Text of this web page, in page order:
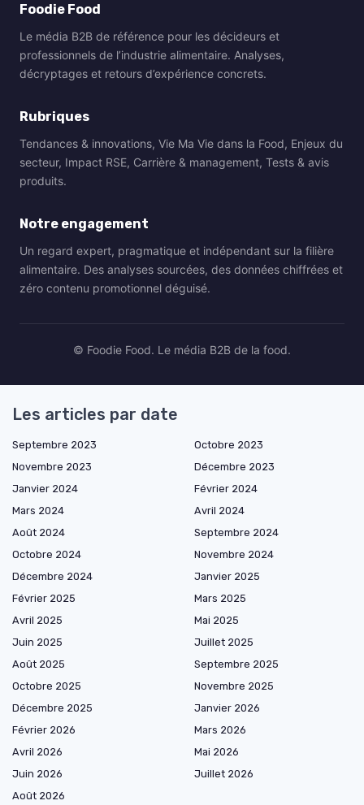
Foodie Food
Le média B2B de référence pour les décideurs et
professionnels de l’industrie alimentaire. Analyses,
décryptages et retours d’expérience concrets.
Rubriques
Tendances & innovations, Vie Ma Vie dans la Food, Enjeux du
secteur, Impact RSE, Carrière & management, Tests & avis
produits.
Notre engagement
Un regard expert, pragmatique et indépendant sur la filière
alimentaire. Des analyses sourcées, des données chiffrées et
zéro contenu promotionnel déguisé.
© Foodie Food. Le média B2B de la food.
Les articles par date
Septembre 2023
Octobre 2023
Novembre 2023
Décembre 2023
Janvier 2024
Février 2024
Mars 2024
Avril 2024
Août 2024
Septembre 2024
Octobre 2024
Novembre 2024
Décembre 2024
Janvier 2025
Février 2025
Mars 2025
Avril 2025
Mai 2025
Juin 2025
Juillet 2025
Août 2025
Septembre 2025
Octobre 2025
Novembre 2025
Décembre 2025
Janvier 2026
Février 2026
Mars 2026
Avril 2026
Mai 2026
Juin 2026
Juillet 2026
Août 2026